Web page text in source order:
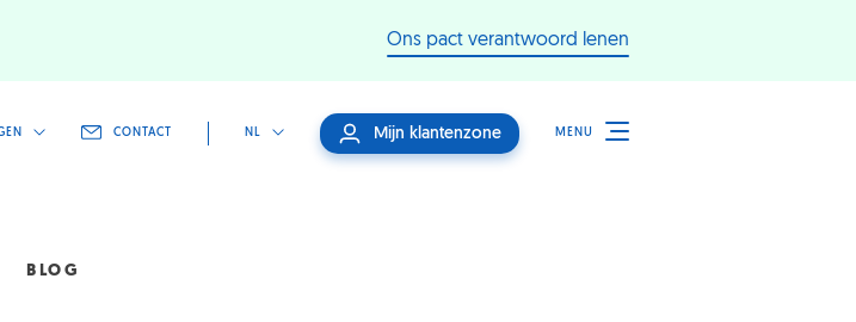
Ons pact verantwoord lenen
CONTACT NL Mijn klantenzone MENU
BLOG